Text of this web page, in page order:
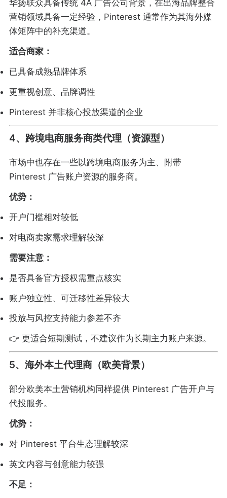
华扬联众具备传统 4A 广告公司背景，在出海品牌整合
营销领域具备一定经验，Pinterest 通常作为其海外媒
体矩阵中的补充渠道。
适合商家：
已具备成熟品牌体系
更重视创意、品牌调性
Pinterest 并非核心投放渠道的企业
4、跨境电商服务商类代理（资源型）
市场中也存在一些以跨境电商服务为主、附带
Pinterest 广告账户资源的服务商。
优势：
开户门槛相对较低
对电商卖家需求理解较深
需要注意：
是否具备官方授权需重点核实
账户独立性、可迁移性差异较大
投放与风控支持能力参差不齐
👉 更适合短期测试，不建议作为长期主力账户来源。
5、海外本土代理商（欧美背景）
部分欧美本土营销机构同样提供 Pinterest 广告开户与
代投服务。
优势：
对 Pinterest 平台生态理解较深
英文内容与创意能力较强
不足：